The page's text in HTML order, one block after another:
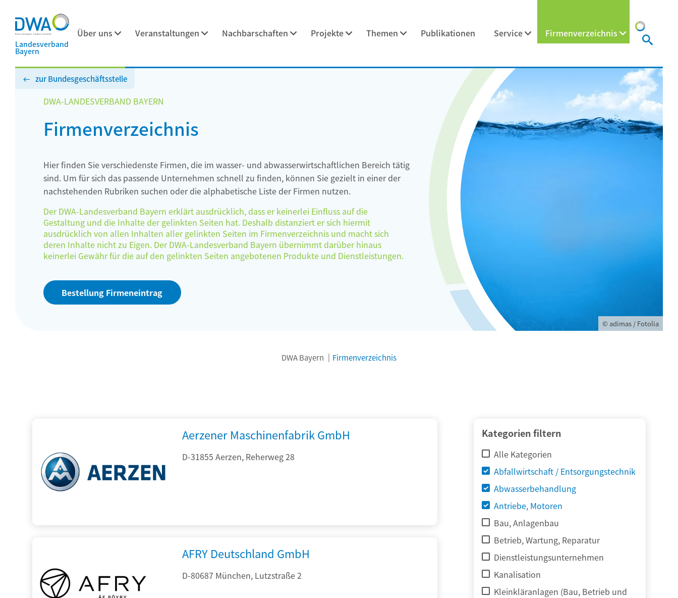
Landesverband
Bayern
Über uns Veranstaltungen Nachbarschaften Projekte Themen Publikationen Service Firmenverzeichnis
zur Bundesgeschäftsstelle
DWA-LANDESVERBAND BAYERN
Firmenverzeichnis
Hier finden Sie verschiedenste Firmen, die im wasser- und abwasserwirtschaftlichen Bereich tätig
sind. Um für sich das passende Unternehmen schnell zu finden, können Sie gezielt in einer der
nachstehenden Rubriken suchen oder die alphabetische Liste der Firmen nutzen.
Der DWA-Landesverband Bayern erklärt ausdrücklich, dass er keinerlei Einfluss auf die
Gestaltung und die Inhalte der gelinkten Seiten hat. Deshalb distanziert er sich hiermit
ausdrücklich von allen Inhalten aller gelinkten Seiten im Firmenverzeichnis und macht sich
deren Inhalte nicht zu Eigen. Der DWA-Landesverband Bayern übernimmt darüber hinaus
keinerlei Gewähr für die auf den gelinkten Seiten angebotenen Produkte und Dienstleistungen.
Bestellung Firmeneintrag
© adimas / Fotolia
DWA Bayern Firmenverzeichnis
Kategorien filtern
Alle Kategorien
Abfallwirtschaft / Entsorgungstechnik
Abwasserbehandlung
Antriebe, Motoren
Bau, Anlagenbau
Betrieb, Wartung, Reparatur
Dienstleistungsunternehmen
Kanalisation
Kleinkläranlagen (Bau, Betrieb und
Aerzener Maschinenfabrik GmbH
D-31855 Aerzen, Reherweg 28
AFRY Deutschland GmbH
D-80687 München, Lutzstraße 2